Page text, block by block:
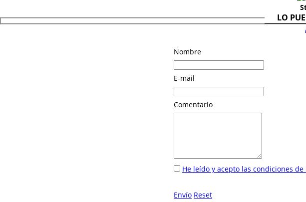
LO
Nombre
E-mail
Comentario
He leído y acepto las condiciones
Envío Reset